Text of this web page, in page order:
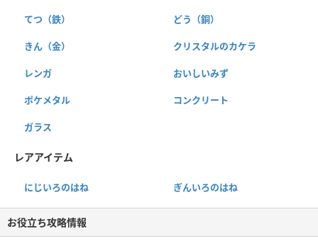
てつ（鉄） どう（銅）
きん（金） クリスタルのカケラ
レンガ おいしいみず
ポケメタル コンクリート
ガラス
レアアイテム
にじいろのはね ぎんいろのはね
お役立ち攻略情報